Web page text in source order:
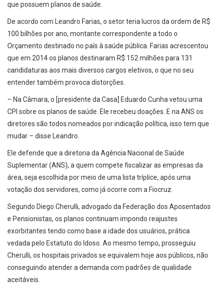
que possuem planos de saúde.
De acordo com Leandro Farias, o setor teria lucros da ordem de R$
100 bilhões por ano, montante correspondente a todo o
Orçamento destinado no país à saúde pública. Farias acrescentou
que em 2014 os planos destinaram R$ 152 milhões para 131
candidaturas aos mais diversos cargos eletivos, o que no seu
entender também provoca distorções.
– Na Câmara, o [presidente da Casa] Eduardo Cunha vetou uma
CPI sobre os planos de saúde. Ele recebeu doações. E na ANS os
diretores são todos nomeados por indicação política, isso tem que
mudar – disse Leandro.
Ele defende que a diretoria da Agência Nacional de Saúde
Suplementar (ANS), a quem compete fiscalizar as empresas da
área, seja escolhida por meio de uma lista tríplice, após uma
votação dos servidores, como já ocorre com a Fiocruz.
Segundo Diego Cherulli, advogado da Federação dos Aposentados
e Pensionistas, os planos continuam impondo reajustes
exorbitantes tendo como base a idade dos usuários, prática
vedada pelo Estatuto do Idoso. Ao mesmo tempo, prosseguiu
Cherulli, os hospitais privados se equivalem hoje aos públicos, não
conseguindo atender a demanda com padrões de qualidade
aceitáveis.